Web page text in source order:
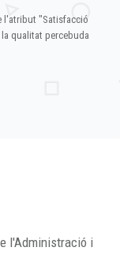
l'atribut "Satisfacció
qualitat percebuda
l'Administració i